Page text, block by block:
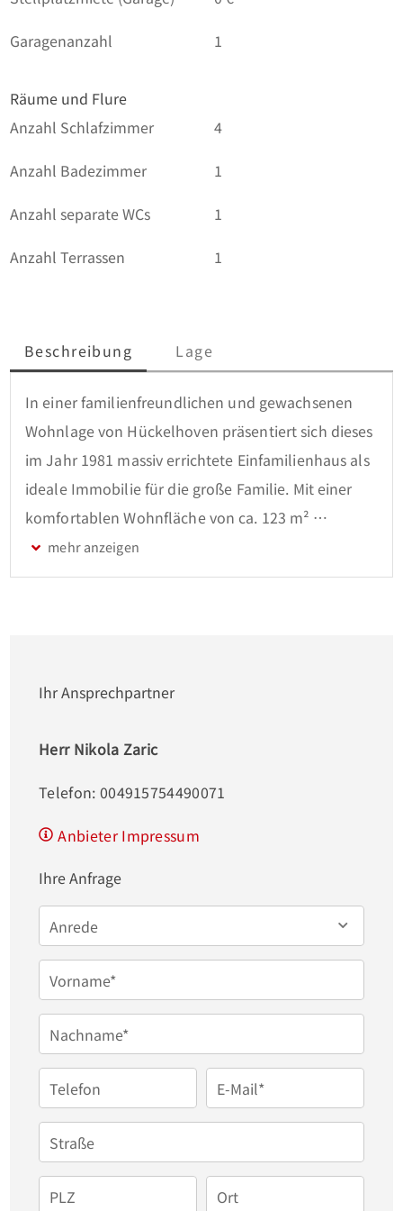
Garagenanzahl
1
Räume und Flure
Anzahl Schlafzimmer
4
Anzahl Badezimmer
1
Anzahl separate WCs
1
Anzahl Terrassen
1
Beschreibung Lage
In einer familienfreundlichen und gewachsenen
Wohnlage von Hückelhoven präsentiert sich dieses
im Jahr 1981 massiv errichtete Einfamilienhaus als
ideale Immobilie für die große Familie. Mit einer
komfortablen Wohnfläche von ca. 123 m²
(inklusive der großzügigen Terrassenfläche), die
sich optimal auf 5 Zimmer verteilt, und einem
Augenmerk wurde hier auf das Thema Sicherheit
ein rundum geschütztes Wohngefühl verleiht.
Das Erdgeschoss empfängt Sie mit einer
durchdachten und hellen Raumstruktur. Vom
praktischem Gäste-WC gelangen Sie direkt in das
Herzstück des Hauses: den einladenden,
großzügigen Wohn- und Essbereich. Dieser
erstreckt sich über die gesamte Tiefe der Etage und
bietet hervorragende Stellmöglichkeiten für eine
gemütliche Sofalandschaft sowie eine große
Familientafel. Direkt nebenan befindet sich die
separate, geräumige Küche, die Platz für eine
gemütliche Sitzecke bereithält. Ein besonderer
Komfort im Alltag: Die großzügige Garage ist direkt
an den Flurbereich des Hauses angebunden,
Ihr Ansprechpartner
Herr Nikola Zaric
Telefon: 004915754490071
Anbieter Impressum
Ihre Anfrage
Anrede
Vorname*
Nachname*
Telefon E-Mail*
Straße
PLZ Ort